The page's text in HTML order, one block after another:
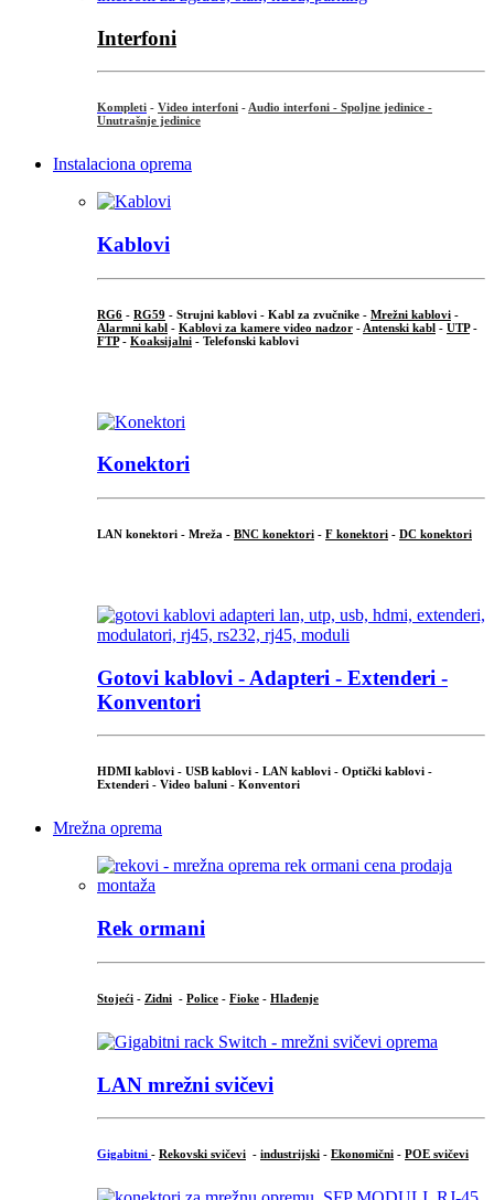
Interfoni
Kompleti - Video interfoni - Audio interfoni - Spoljne jedinice -
Unutrašnje jedinice
Instalaciona oprema
Kablovi
RG6 - RG59 - Strujni kablovi - Kabl za zvučnike - Mrežni kablovi -
Alarmni kabl - Kablovi za kamere video nadzor - Antenski kabl - UTP-
FTP- Koaksijalni - Telefonski kablovi
Konektori
LAN konektori - Mreža - BNC konektori - F konektori - DC konektori
Gotovi kablovi - Adapteri - Extenderi -
Konventori
HDMI kablovi - USB kablovi - LAN kablovi - Optički kablovi -
Extenderi - Video baluni - Konventori
Mrežna oprema
Rek ormani
Stojeći - Zidni - Police - Fioke - Hlađenje
LAN mrežni svičevi
Gigabitni - Rekovski svičevi - industrijski - Ekonomični - POE svičevi